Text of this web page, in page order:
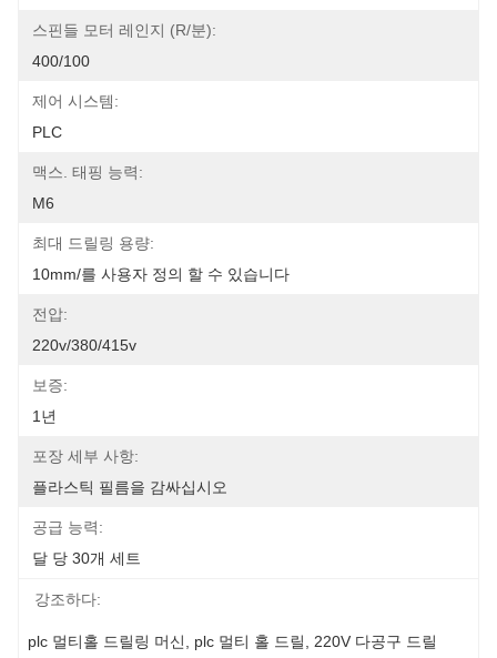
스핀들 모터 레인지 (R/분):
400/100
제어 시스템:
PLC
맥스. 태핑 능력:
M6
최대 드릴링 용량:
10mm/를 사용자 정의 할 수 있습니다
전압:
220v/380/415v
보증:
1년
포장 세부 사항:
플라스틱 필름을 감싸십시오
공급 능력:
달 당 30개 세트
강조하다:
plc 멀티홀 드릴링 머신 plc 멀티 홀 드릴 220V 다공구 드릴